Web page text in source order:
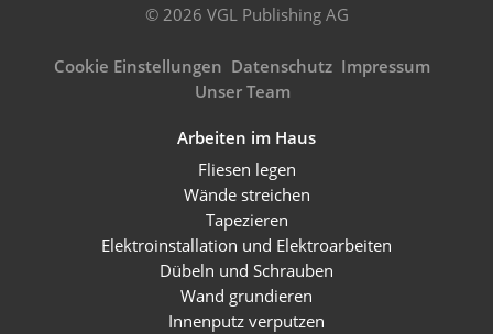
© 2026 VGL Publishing AG
Cookie Einstellungen Datenschutz Impressum
Unser Team
Arbeiten im Haus
Fliesen legen
Wände streichen
Tapezieren
Elektroinstallation und Elektroarbeiten
Dübeln und Schrauben
Wand grundieren
Innenputz verputzen